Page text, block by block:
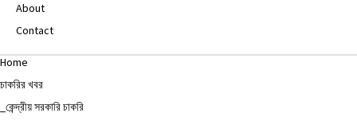
About
Contact
Home
চাকরির খবর
_কেন্দ্রীয় সরকারি চাকরি